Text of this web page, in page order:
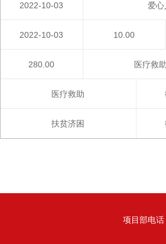
2022-10-03 爱
2022-10-03 10.00
280.00 医疗救助
医疗救助
扶贫济困
项目部电